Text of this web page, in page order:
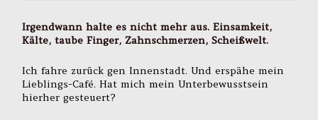
Irgendwann halte es nicht mehr aus. Einsamkeit,
Kälte, taube Finger, Zahnschmerzen, Scheißwelt.
Ich fahre zurück gen Innenstadt. Und erspähe mein
Lieblings-Café. Hat mich mein Unterbewusstsein
hierher gesteuert?